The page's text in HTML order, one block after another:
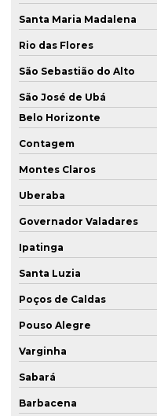
Santa Maria Madalena
Rio das Flores
São Sebastião do Alto
São José de Ubá
Belo Horizonte
Contagem
Montes Claros
Uberaba
Governador Valadares
Ipatinga
Santa Luzia
Poços de Caldas
Pouso Alegre
Varginha
Sabará
Barbacena